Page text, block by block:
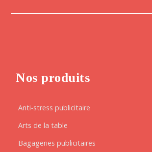
Nos produits
Anti-stress publicitaire
Arts de la table
Bagageries publicitaires